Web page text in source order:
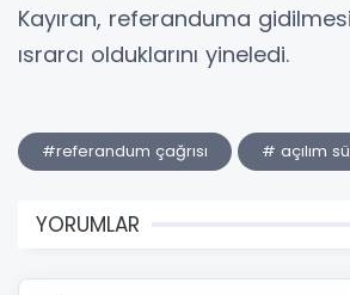
Kayıran, referanduma
ısrarcı olduklarını yineledi.
#referandum çağrısı # açılım
YORUMLAR